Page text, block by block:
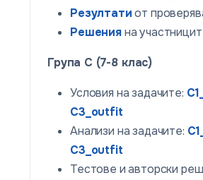
Резултатиот
Решенияна
Група C (7-8 клас)
Условия на задачите:
C3_outfit
Анализи на задачите:
C3_outfit
Тестове и авторски